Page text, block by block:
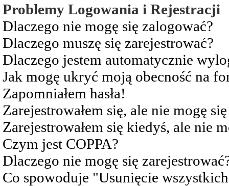
Problemy Logowania i Rejestracji
Dlaczego nie mogę się zalogować?
Dlaczego muszę się zarejestrować?
Dlaczego jestem automatycznie
Jak mogę ukryć moją obecność na
Zapomniałem hasła!
Zarejestrowałem się, ale nie mogę
Zarejestrowałem się kiedyś, ale nie
Czym jest COPPA?
Dlaczego nie mogę się
Co spowoduje "Usunięcie